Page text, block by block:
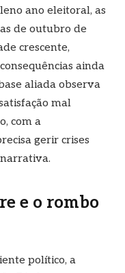
ano eleitoral, as
de outubro de
crescente,
ainda
aliada observa
mal
com a
gerir crises
e o rombo
político, a